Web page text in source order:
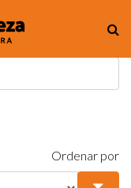
Ordenar por